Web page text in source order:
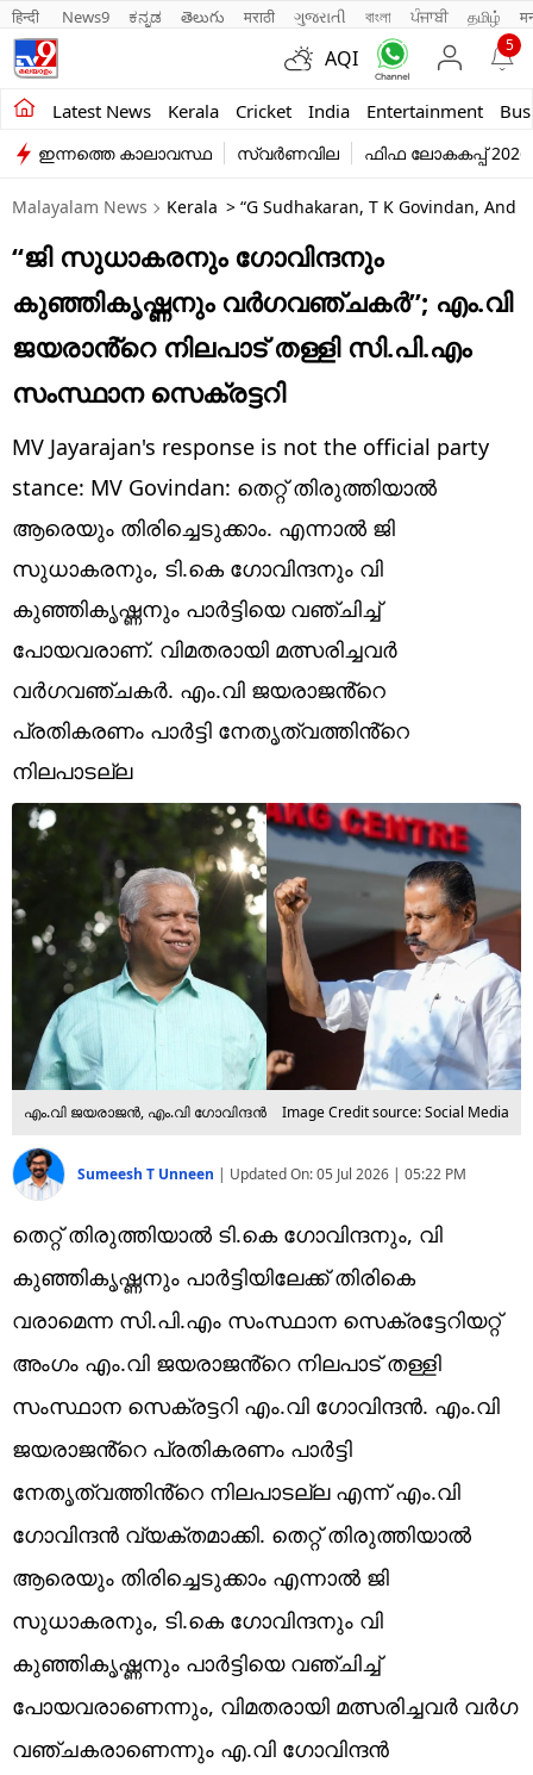
हिन्दी News9 ಕನ್ನಡ తెలుగు मराठी ગુજરાતી বাংলা ਪੰਜਾਬੀ தமிழ்
AQI
5
Latest News Kerala Cricket India Entertainment
Kerala
India
Entertainment
Business
Education
Lifestyle
world
Technology
Religion
Web Story
Photo
Short Videos
ഇന്നത്തെ കാലാവസ്ഥ സ്വർണവില ഫിഫ ലോകകപ്പ് 2026
Malayalam News Kerala > “G Sudhakaran, T K Govindan, And
“ജി സുധാകരനും ഗോവിന്ദനും
കുഞ്ഞികൃഷ്ണനും വർഗവഞ്ചകർ”; എം.വി
ജയരാൻ്റെ നിലപാട് തള്ളി സി.പി.എം
സംസ്ഥാന സെക്രട്ടറി
MV Jayarajan's response is not the official party
stance: MV Govindan: തെറ്റ് തിരുത്തിയാൽ
ആരെയും തിരിച്ചെടുക്കാം. എന്നാൽ ജി
സുധാകരനും, ടി.കെ ഗോവിന്ദനും വി
കുഞ്ഞികൃഷ്ണനും പാർട്ടിയെ വഞ്ചിച്ച്
പോയവരാണ്. വിമതരായി മത്സരിച്ചവർ
വർഗവഞ്ചകർ. എം.വി ജയരാജൻ്റെ
പ്രതികരണം പാർട്ടി നേതൃത്വത്തിൻ്റെ
നിലപാടല്ല
എം.വി ജയരാജൻ, എം.വി ഗോവിന്ദൻ Image Credit source: Social Media
Sumeesh T Unneen | Updated On:05 Jul 2026 | 05:22 PM
തെറ്റ് തിരുത്തിയാൽ ടി.കെ ഗോവിന്ദനും, വി
കുഞ്ഞികൃഷ്ണനും പാർട്ടിയിലേക്ക് തിരികെ
വരാമെന്ന സി.പി.എം സംസ്ഥാന സെക്രട്ടേറിയറ്റ്
അംഗം എം.വി ജയരാജൻ്റെ നിലപാട് തള്ളി
സംസ്ഥാന സെക്രട്ടറി എം.വി ഗോവിന്ദൻ. എം.വി
ജയരാജൻ്റെ പ്രതികരണം പാർട്ടി
നേതൃത്വത്തിൻ്റെ നിലപാടല്ല എന്ന് എം.വി
ഗോവിന്ദൻ വ്യക്തമാക്കി. തെറ്റ് തിരുത്തിയാൽ
ആരെയും തിരിച്ചെടുക്കാം എന്നാൽ ജി
സുധാകരനും, ടി.കെ ഗോവിന്ദനും വി
കുഞ്ഞികൃഷ്ണനും പാർട്ടിയെ വഞ്ചിച്ച്
പോയവരാണെന്നും, വിമതരായി മത്സരിച്ചവർ വർഗ
വഞ്ചകരാണെന്നും എ.വി ഗോവിന്ദൻ